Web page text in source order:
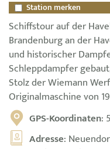
Station merken
Schiffstour auf der
Brandenburg an der
und historischer
Schleppdampfer
Stolz der Wiemann
Originalmaschine von
GPS-Koordinaten:
Adresse: